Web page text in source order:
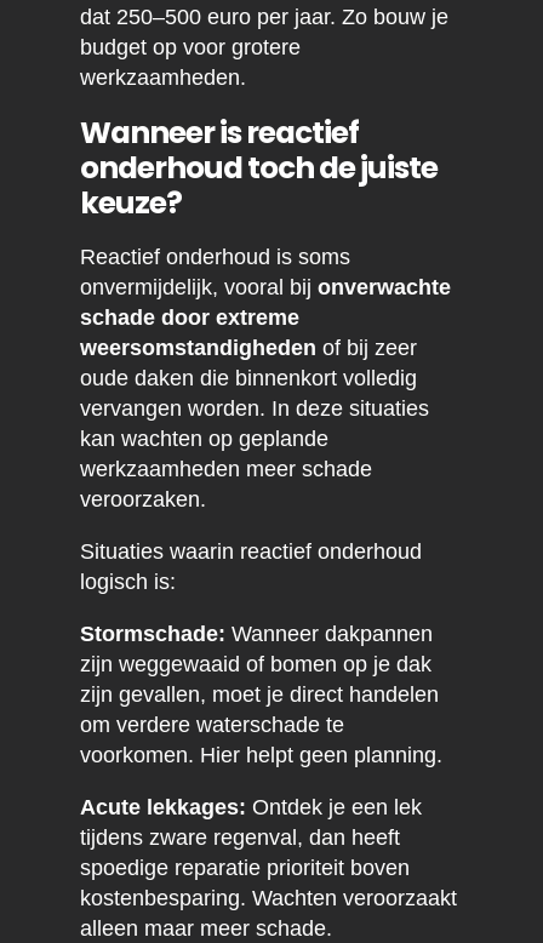
dat 250–500 euro per jaar. Zo bouw je
budget op voor grotere
werkzaamheden.
Wanneer is reactief
onderhoud toch de juiste
keuze?
Reactief onderhoud is soms
onvermijdelijk, vooral bij onverwachte
schade door extreme
weersomstandigheden of bij zeer
oude daken die binnenkort volledig
vervangen worden. In deze situaties
kan wachten op geplande
werkzaamheden meer schade
veroorzaken.
Situaties waarin reactief onderhoud
logisch is:
Stormschade: Wanneer dakpannen
zijn weggewaaid of bomen op je dak
zijn gevallen, moet je direct handelen
om verdere waterschade te
voorkomen. Hier helpt geen planning.
Acute lekkages: Ontdek je een lek
tijdens zware regenval, dan heeft
spoedige reparatie prioriteit boven
kostenbesparing. Wachten veroorzaakt
alleen maar meer schade.